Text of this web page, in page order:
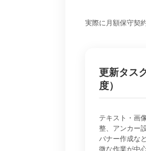
実際に月額保守契
更新タス
度）
テキスト・画
整、アンカー
バナー作成な
微な作業が中